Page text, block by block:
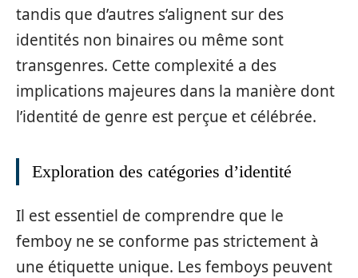
tandis que d’autres s’alignent sur des
identités non binaires ou même sont
transgenres. Cette complexité a des
implications majeures dans la manière dont
l’identité de genre est perçue et célébrée.
Exploration des catégories d’identité
Il est essentiel de comprendre que le
femboy ne se conforme pas strictement à
une étiquette unique. Les femboys peuvent